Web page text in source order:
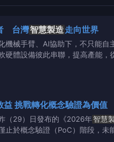
台灣智慧製造走向世界
機械手臂、AI協助下，不只能
硬體設備彼此串聯，提高產能
益 挑戰轉化概念驗證為價值
（29）日發布的《2026年智慧
止於概念驗證（PoC）階段，